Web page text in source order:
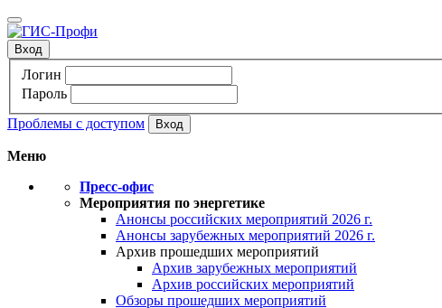
Вход
Логин
Пароль
Проблемы с доступом
Меню
Пресс-офис
Мероприятия по энергетике
Анонсы российских мероприятий 2026 г.
Анонсы зарубежных мероприятий 2026 г.
Архив прошедших мероприятий
Архив зарубежных мероприятий
Архив российских мероприятий
Обзоры прошедших мероприятий